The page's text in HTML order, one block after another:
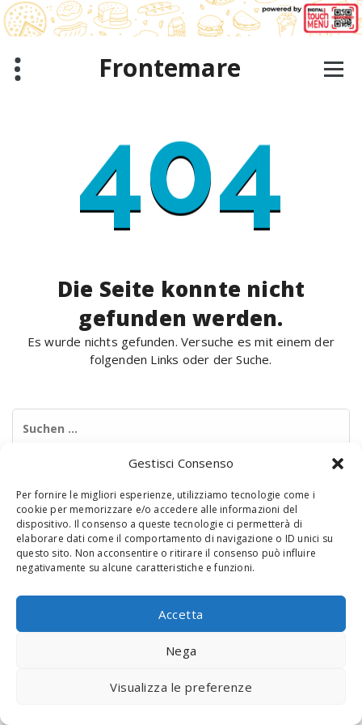
Gestisci Consenso
Per fornire le migliori esperienze, utilizziamo tecnologie come i
cookie per memorizzare e/o accedere alle informazioni del
dispositivo. Il consenso a queste tecnologie ci permetterà di
elaborare dati come il comportamento di navigazione o ID unici su
questo sito. Non acconsentire o ritirare il consenso può influire
negativamente su alcune caratteristiche e funzioni.
Accetta
Nega
Visualizza le preferenze
Zum
Inhalt
springen
Frontemare
404
Die Seite konnte nicht
gefunden werden.
Es wurde nichts gefunden. Versuche es mit einem der
folgenden Links oder der Suche.
© 2020 Digital Touch Menu. Menu realizzato da